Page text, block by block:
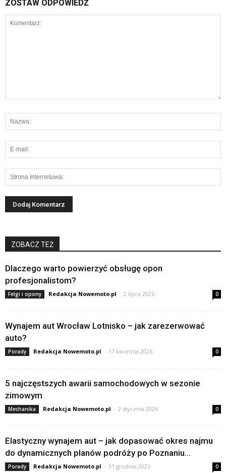
ZOSTAW ODPOWIEDŹ
ZOBACZ TEŻ
Dlaczego warto powierzyć obsługę opon
profesjonalistom?
Felgi i opony Redakcja Nowemoto.pl - 2 lipca 2026 0
Wynajem aut Wrocław Lotnisko – jak zarezerwować
auto?
Porady Redakcja Nowemoto.pl - 17 kwietnia 2026 0
5 najczęstszych awarii samochodowych w sezonie
zimowym
Mechanika Redakcja Nowemoto.pl - 2 stycznia 2026 0
Elastyczny wynajem aut – jak dopasować okres najmu
do dynamicznych planów podróży po Poznaniu...
Porady Redakcja Nowemoto.pl - 31 grudnia 2025 0